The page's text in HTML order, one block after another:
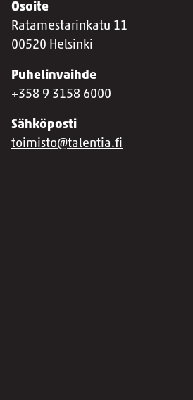
Osoite
Ratamestarinkatu 11
00520 Helsinki
Puhelinvaihde
+358 9 3158 6000
Sähköposti
toimisto@talentia.fi